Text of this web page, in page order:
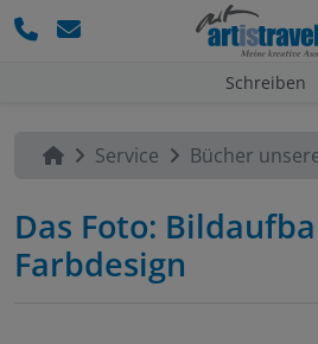
Schreiben
Service Bücher
Das Foto:
Farbdesign